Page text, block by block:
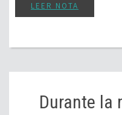
LEER NOTA
Durante la